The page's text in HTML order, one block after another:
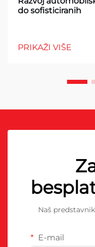
do sofisticiranih
PRIKAŽI VIŠE
Naš
E-mail